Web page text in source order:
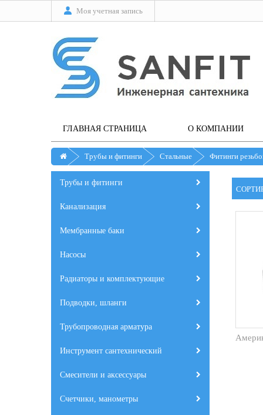
Моя учетная запись
ГЛАВНАЯ СТРАНИЦА О КОМПАНИИ
Трубы и фитинги Стальные Фитинги
Трубы и фитинги
Канализация
Мембранные баки
Насосы
Радиаторы и комплектующие
Подводки, шланги
Трубопроводная арматура
Инструмент сантехнический
Смесители и аксессуары
Счетчики, манометры